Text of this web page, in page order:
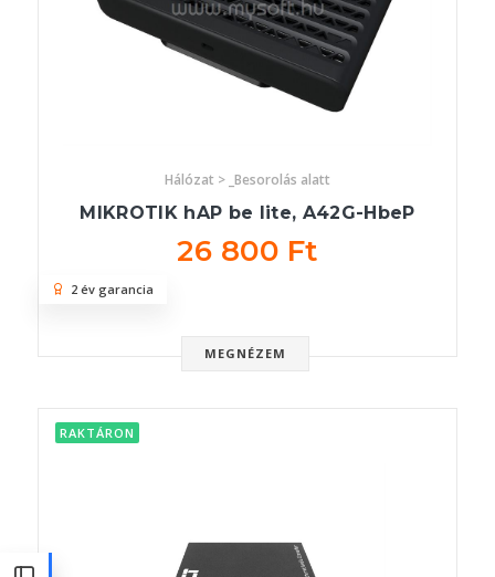
Hálózat > _Besorolás alatt
MIKROTIK hAP be lite, A42G-HbeP
26 800 Ft
MEGNÉZEM
2 év garancia
RAKTÁRON